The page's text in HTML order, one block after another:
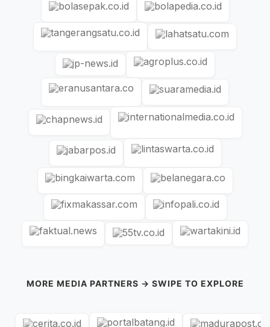
MORE MEDIA PARTNERS → SWIPE TO EXPLORE